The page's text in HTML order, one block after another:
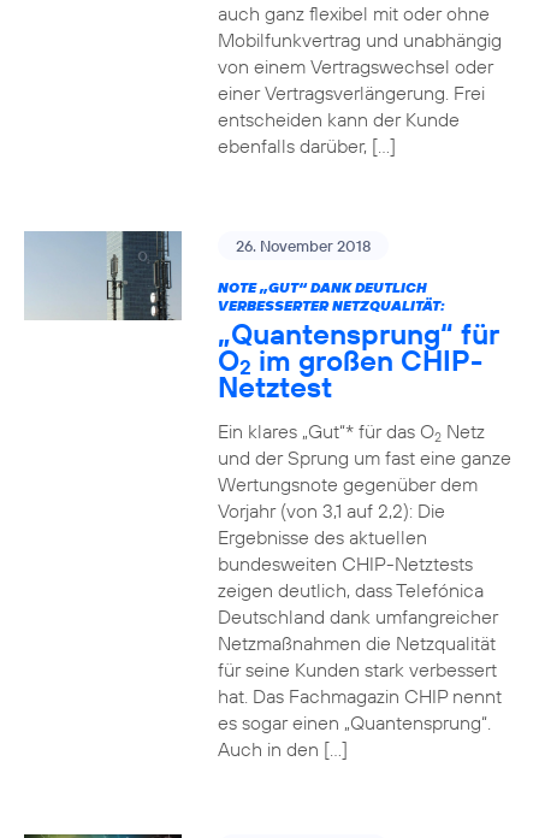
auch ganz flexibel mit oder ohne
Mobilfunkvertrag und unabhängig
von einem Vertragswechsel oder
einer Vertragsverlängerung. Frei
entscheiden kann der Kunde
ebenfalls darüber, […]
26. November 2018
NOTE „GUT“ DANK DEUTLICH
VERBESSERTER NETZQUALITÄT:
„Quantensprung“ für
O2 im großen CHIP-
Netztest
Ein klares „Gut“* für das O2Netz
und der Sprung um fast eine ganze
Wertungsnote gegenüber dem
Vorjahr (von 3,1 auf 2,2): Die
Ergebnisse des aktuellen
bundesweiten CHIP-Netztests
zeigen deutlich, dass Telefónica
Deutschland dank umfangreicher
Netzmaßnahmen die Netzqualität
für seine Kunden stark verbessert
hat. Das Fachmagazin CHIP nennt
es sogar einen „Quantensprung“.
Auch in den […]